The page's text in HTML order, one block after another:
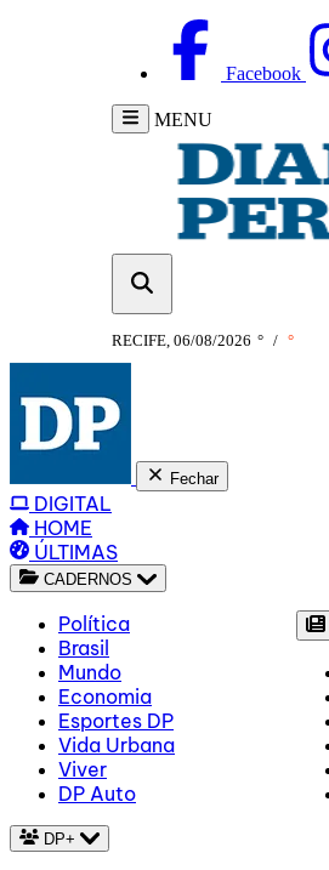
Facebook
MENU
RECIFE, 06/08/2026 ° / °
Fechar
DIGITAL
HOME
ÚLTIMAS
CADERNOS
Política
Brasil
Mundo
Economia
Esportes DP
Vida Urbana
Viver
DP Auto
DP+